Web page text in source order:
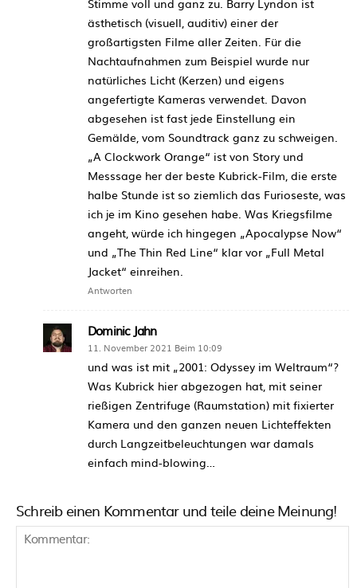
ästhetisch (visuell, auditiv) einer der
großartigsten Filme aller Zeiten. Für die
Nachtaufnahmen zum Beispiel wurde nur
natürliches Licht (Kerzen) und eigens
angefertigte Kameras verwendet. Davon
abgesehen ist fast jede Einstellung ein
Gemälde, vom Soundtrack ganz zu schweigen.
„A Clockwork Orange“ ist von Story und
Messsage her der beste Kubrick-Film, die erste
halbe Stunde ist so ziemlich das Furioseste, was
ich je im Kino gesehen habe. Was Kriegsfilme
angeht, würde ich hingegen „Apocalypse Now“
und „The Thin Red Line“ klar vor „Full Metal
Jacket“ einreihen.
Antworten
Dominic Jahn
11. November 2021 Beim 10:09
und was ist mit „2001: Odyssey im Weltraum“?
Was Kubrick hier abgezogen hat, mit seiner
rießigen Zentrifuge (Raumstation) mit fixierter
Kamera und den ganzen neuen Lichteffekten
durch Langzeitbeleuchtungen war damals
einfach mind-blowing…
Schreib einen Kommentar und teile deine Meinung!